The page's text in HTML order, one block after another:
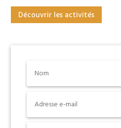
Découvrir les activités